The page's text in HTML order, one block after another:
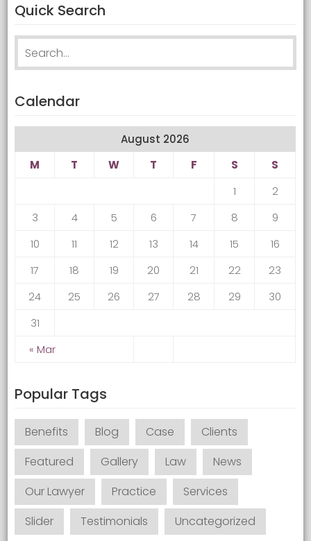
Quick Search
Search for:
Calendar
August 2026
M
T W T F S S
« Mar
1
2
3
4 5 6 7 8
9
10
11 12 13 14 15
16
17
18 19 20 21 22
23
24
25 26 27 28 29
30
31
Popular Tags
Benefits Blog Case
Clients
Featured
Gallery Law
News
Our Lawyer
Practice
Services
Slider
Testimonials Uncategorized